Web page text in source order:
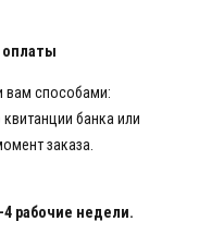
оплаты
вам способами:
банка или
заказа.
4 рабочие недели.